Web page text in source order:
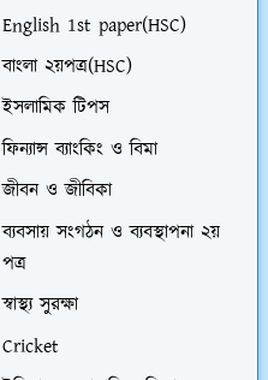
English 1st paper(HSC)
বাংলা ২য়পত্র(HSC)
ইসলামিক টিপস
ফিন্যান্স ব্যাংকিং ও বিমা
জীবন ও জীবিকা
ব্যবসায় সংগঠন ও ব্যবস্থাপনা ২য়
পত্র
স্বাস্থ্য সুরক্ষা
Cricket